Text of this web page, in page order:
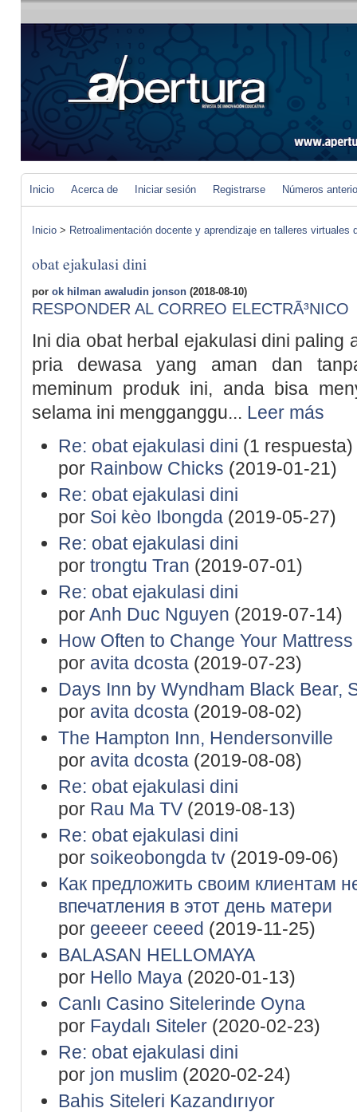
Inicio Acerca de Iniciar sesión Registrarse Números
Inicio > Retroalimentación docente y aprendizaje en talleres virtuales
obat ejakulasi dini
por ok hilman awaludin jonson (2018-08-10)
RESPONDER AL CORREO ELECTRÃ³NICO
Ini dia obat herbal ejakulasi dini paling
pria dewasa yang aman dan
meminum produk ini, anda bisa
selama ini mengganggu... Leer más
Re: obat ejakulasi dini (1 respuesta)
por Rainbow Chicks (2019-01-21)
Re: obat ejakulasi dini
por Soi kèo Ibongda(2019-05-27)
Re: obat ejakulasi dini
por trongtu Tran (2019-07-01)
Re: obat ejakulasi dini
porAnh Duc Nguyen (2019-07-14)
How Often to Change Your Mattress
por avita dcosta(2019-07-23)
Days Inn by Wyndham Black Bear,
por avita dcosta(2019-08-02)
The Hampton Inn, Hendersonville
por avita dcosta(2019-08-08)
Re: obat ejakulasi dini
por Rau Ma TV(2019-08-13)
Re: obat ejakulasi dini
por soikeobongda tv(2019-09-06)
Как предложить своим клиентам
впечатления в этот день матери
por geeeer ceeed (2019-11-25)
BALASAN HELLOMAYA
por Hello Maya(2020-01-13)
Canlı Casino Sitelerinde Oyna
por Faydalı Siteler(2020-02-23)
Re: obat ejakulasi dini
por jon muslim (2020-02-24)
Bahis Siteleri Kazandırıyor